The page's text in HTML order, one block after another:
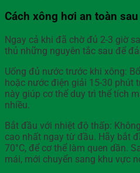
Cách xông hơi an toàn
Ngay cả khi đã chờ đủ 2-3 giờ
thủ những nguyên tắc sau để
Uống đủ nước trước khi xông:
hoặc nước điện giải 15-30 phút
này giúp cơ thể duy trì thể tích
nhiều.
Bắt đầu với nhiệt độ thấp:
cao nhất ngay từ đầu. Hãy bắt
70°C, để cơ thể làm quen dần.
mái, mới chuyển sang khu vực